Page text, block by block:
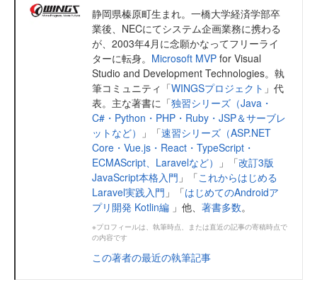
静岡県榛原町生まれ。一橋大学経済学部卒
業後、NECにてシステム企画業務に携わる
が、2003年4月に念願かなってフリーライ
ターに転身。 Microsoft MVP for Visual
Studio and Development Technologies。執
筆コミュニティ「WINGSプロジェクト 」代
表。主な著書に「独習シリーズ（Java・
C#・Python・PHP・Ruby・JSP＆サーブレ
ットなど）
」「速習シリーズ（ASP.NET
Core・Vue.js・React・TypeScript・
ECMAScript、Laravelなど）
」「改訂3版
JavaScript本格入門 」「これからはじめる
Laravel実践入門 」「はじめてのAndroidア
プリ開発 Kotlin編 」他、 著書多数。
※プロフィールは、執筆時点、または直近の記事の寄稿時点で
の内容です
この著者の最近の執筆記事